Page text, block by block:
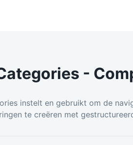
-
instelt en gebruikt om de
te creëren met